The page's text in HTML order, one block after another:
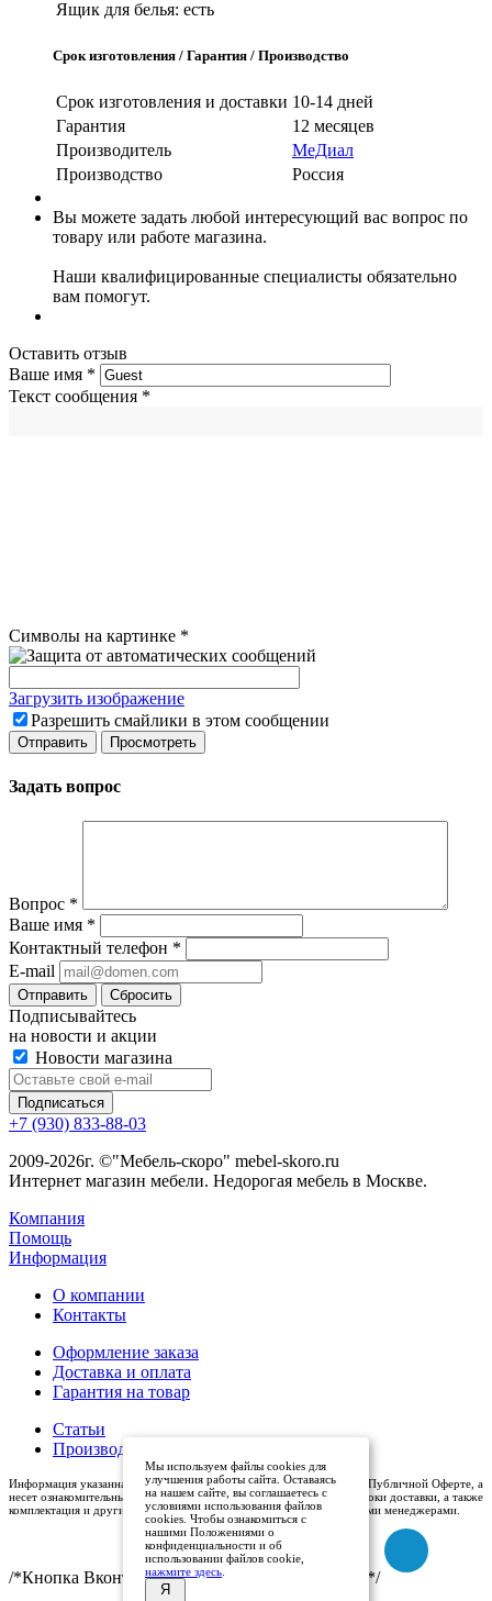
Ящик для белья: есть
Срок изготовления / Гарантия / Производство
Срок изготовления и доставки 10-14 дней
Гарантия
12 месяцев
Производитель
МеДиал
Производство
Россия
Вы можете задать любой интересующий вас вопрос по
товару или работе магазина.
Наши квалифицированные специалисты обязательно
вам помогут.
Оставить отзыв
Ваше имя *
Текст сообщения *
Символы на картинке *
Загрузить изображение
Разрешить смайлики в этом сообщении
Задать вопрос
Вопрос *
Ваше имя *
Контактный телефон *
E-mail
Сбросить
Подписывайтесь
на новости и акции
Новости магазина
+7 (930) 833-88-03
2009-2026г. ©"Мебель-скоро" mebel-skoro.ru
Интернет магазин мебели. Недорогая мебель в Москве.
Компания
Помощь
Информация
О компании
Контакты
Оформление заказа
Доставка и оплата
Гарантия на товар
Статьи
Производители
Информация указанная на сайте (описания и цены), не относится к Публичной Оферте, а
несет ознакомительный характер. Окончательная цена, условия и сроки доставки, а также
комплектация и другие характеристики товаров - уточняются нашими менеджерами.
/*Кнопка Вконтакте (международный логотип)*/
Мы используем файлы cookies для
улучшения работы сайта. Оставаясь
на нашем сайте, вы соглашаетесь с
условиями использования файлов
cookies. Чтобы ознакомиться с
нашими Положениями о
конфиденциальности и об
использовании файлов cookie,
нажмите здесь
Я